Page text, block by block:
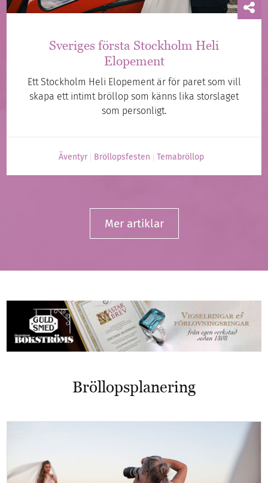
Sveriges första Stockholm Heli
Elopement
Ett Stockholm Heli Elopement är för paret som vill
skapa ett intimt bröllop som känns lika storslaget
som personligt.
Äventyr Bröllopsfesten Temabröllop
Mer artiklar
Bröllopsplanering